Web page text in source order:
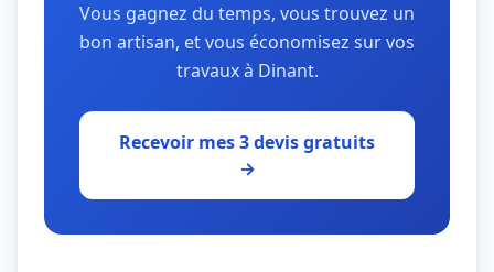
Vous gagnez du temps, vous trouvez un
bon artisan, et vous économisez sur vos
travaux à Dinant.
Recevoir mes 3 devis gratuits
→